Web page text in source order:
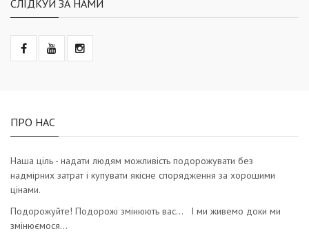
СЛІДКУЙ ЗА НАМИ
ПРО НАС
Наша ціль - надати людям можливість подорожувати без
надмірних затрат і купувати якісне спорядження за хорошими
цінами.
Подорожуйте! Подорожі змінюють вас… І ми живемо доки ми
змінюємося…